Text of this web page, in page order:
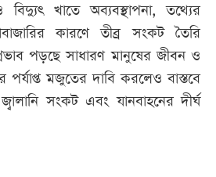
বিদ্যুৎ খাতে অব্যবস্থাপনা, তথ্যের
কারণে তীব্র সংকট তৈরি
পড়ছে সাধারণ মানুষের জীবন ও
মজুতের দাবি করলেও বাস্তবে
সংকট এবং যানবাহনের দীর্ঘ